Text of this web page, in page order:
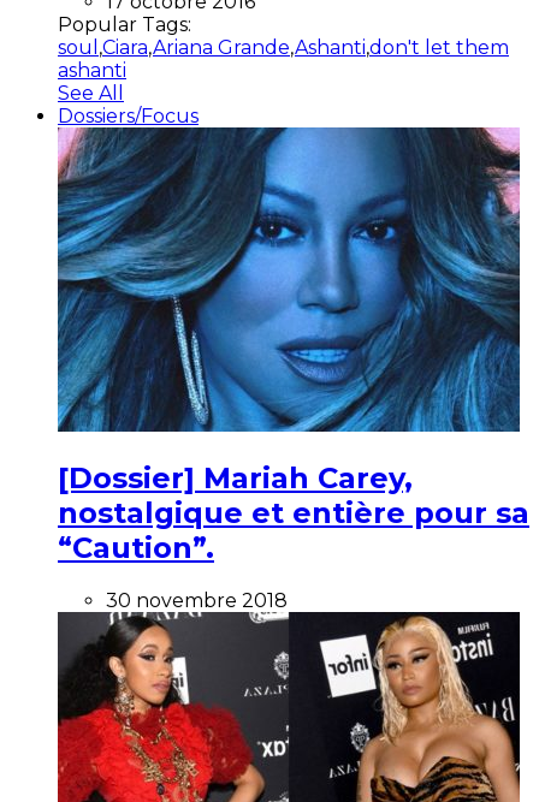
Popular Tags:
soul ,Ciara,Ariana Grande,Ashanti,don't let them
ashanti
See All
Dossiers/Focus
[Dossier] Mariah Carey,
nostalgique et entière pour sa
“Caution”.
30 novembre 2018